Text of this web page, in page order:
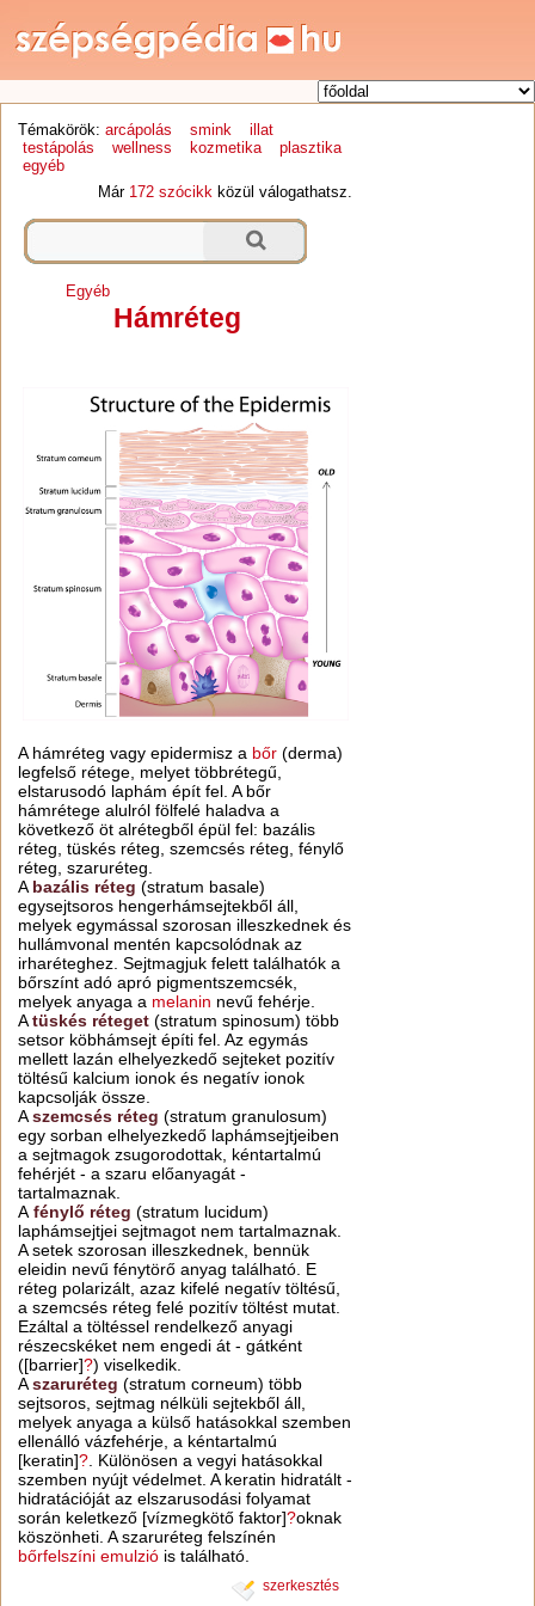
Témakörök: arcápolás smink
illat
testápolás
wellness kozmetika
plasztika
egyéb
Már 172 szócikk közül válogathatsz.
Egyéb
Hámréteg
A hámréteg vagy epidermisz a bőr (derma)
legfelső rétege, melyet többrétegű,
elstarusodó laphám épít fel. A bőr
hámrétege alulról fölfelé haladva a
következő öt alrétegből épül fel: bazális
réteg, tüskés réteg, szemcsés réteg, fénylő
réteg, szaruréteg.
A bazális réteg (stratum basale)
egysejtsoros hengerhámsejtekből áll,
melyek egymással szorosan illeszkednek és
hullámvonal mentén kapcsolódnak az
irharéteghez. Sejtmagjuk felett találhatók a
bőrszínt adó apró pigmentszemcsék,
melyek anyaga a melanin nevű fehérje.
Atüskés réteget (stratum spinosum) több
setsor köbhámsejt építi fel. Az egymás
mellett lazán elhelyezkedő sejteket pozitív
töltésű kalcium ionok és negatív ionok
kapcsolják össze.
Aszemcsés réteg(stratum granulosum)
egy sorban elhelyezkedő laphámsejtjeiben
a sejtmagok zsugorodottak, kéntartalmú
fehérjét - a szaru előanyagát -
tartalmaznak.
A fénylő réteg (stratum lucidum)
laphámsejtjei sejtmagot nem tartalmaznak.
A setek szorosan illeszkednek, bennük
eleidin nevű fénytörő anyag található. E
réteg polarizált, azaz kifelé negatív töltésű,
a szemcsés réteg felé pozitív töltést mutat.
Ezáltal a töltéssel rendelkező anyagi
részecskéket nem engedi át - gátként
([barrier]?) viselkedik.
Aszaruréteg(stratum corneum) több
sejtsoros, sejtmag nélküli sejtekből áll,
melyek anyaga a külső hatásokkal szemben
ellenálló vázfehérje, a kéntartalmú
[keratin]? . Különösen a vegyi hatásokkal
szemben nyújt védelmet. A keratin hidratált -
hidratációját az elszarusodási folyamat
során keletkező [vízmegkötő faktor]?oknak
köszönheti. A szaruréteg felszínén
bőrfelszíni emulzió is található.
szerkesztés